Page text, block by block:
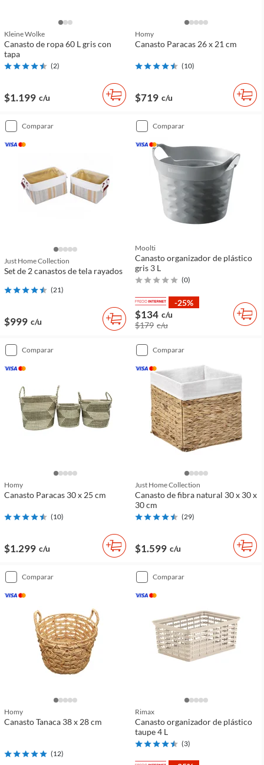
Kleine Wolke
Canasto de ropa 60 L gris con
tapa
(2)
$1.199 c/u
Homy
Canasto Paracas 26 x 21 cm
(10)
$719 c/u
comparar
Just Home Collection
Set de 2 canastos de tela rayados
(21)
$999 c/u
comparar
Moolti
Canasto organizador de plástico
gris 3 L
(0)
-25%
$134 c/u
$179 c/u
comparar
Homy
Canasto Paracas 30 x 25 cm
(10)
$1.299 c/u
comparar
Just Home Collection
Canasto de fibra natural 30 x 30 x
30 cm
(29)
$1.599 c/u
comparar
Homy
Canasto Tanaca 38 x 28 cm
(12)
comparar
Rimax
Canasto organizador de plástico
taupe 4 L
(3)